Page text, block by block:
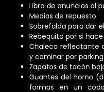
Libro de anuncios al
Medias de repuesto
Sobrefalda para dar
Rebequita por si
Chaleco reflectante
y caminar por parking
Zapatos de tacón
Guantes del horno
formas en un